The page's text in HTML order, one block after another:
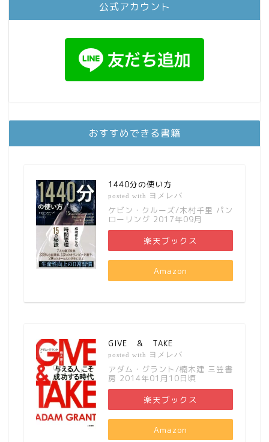
公式アカウント
おすすめできる書籍
1440分の使い方
posted with ヨメレバ
ケビン・クルーズ/木村千里 パン
ローリング 2017年09月
楽天ブックス
Amazon
GIVE ＆ TAKE
posted with ヨメレバ
アダム・グラント/楠木建 三笠書
房 2014年01月10日頃
楽天ブックス
Amazon